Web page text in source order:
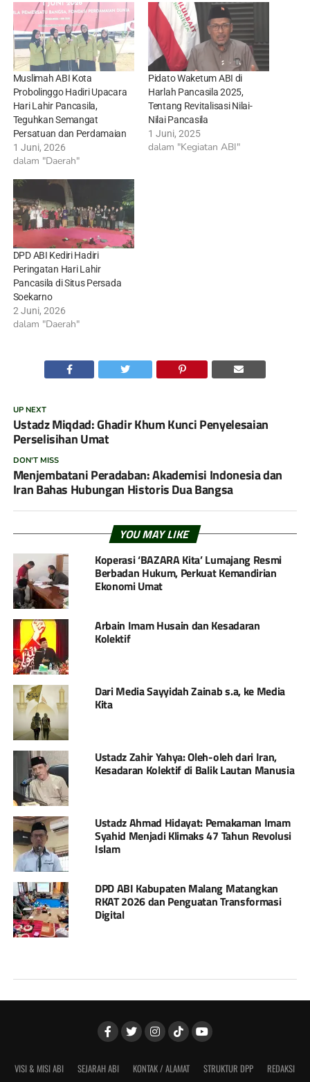
Muslimah ABI Kota
Probolinggo Hadiri Upacara
Hari Lahir Pancasila,
Teguhkan Semangat
Persatuan dan Perdamaian
1 Juni, 2026
dalam "Daerah"
Pidato Waketum ABI di
Harlah Pancasila 2025,
Tentang Revitalisasi Nilai-
Nilai Pancasila
1 Juni, 2025
dalam "Kegiatan ABI"
DPD ABI Kediri Hadiri
Peringatan Hari Lahir
Pancasila di Situs Persada
Soekarno
2 Juni, 2026
dalam "Daerah"
UP NEXT
Ustadz Miqdad: Ghadir Khum Kunci Penyelesaian
Perselisihan Umat
DON'T MISS
Menjembatani Peradaban: Akademisi Indonesia dan
Iran Bahas Hubungan Historis Dua Bangsa
YOU MAY LIKE
Koperasi ‘BAZARA Kita’ Lumajang Resmi
Berbadan Hukum, Perkuat Kemandirian
Ekonomi Umat
Arbain Imam Husain dan Kesadaran
Kolektif
Dari Media Sayyidah Zainab s.a, ke Media
Kita
Ustadz Zahir Yahya: Oleh-oleh dari Iran,
Kesadaran Kolektif di Balik Lautan Manusia
Ustadz Ahmad Hidayat: Pemakaman Imam
Syahid Menjadi Klimaks 47 Tahun Revolusi
Islam
DPD ABI Kabupaten Malang Matangkan
RKAT 2026 dan Penguatan Transformasi
Digital
VISI & MISI ABI SEJARAH ABI KONTAK / ALAMAT STRUKTUR DPP
REDAKSI